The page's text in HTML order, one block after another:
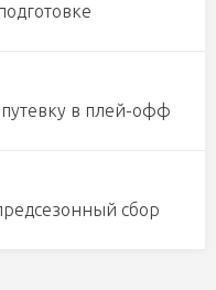
в плей-офф
сбор